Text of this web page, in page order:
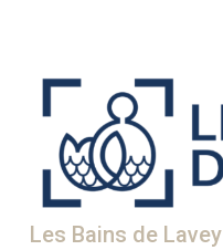
Les Bains de Lavey